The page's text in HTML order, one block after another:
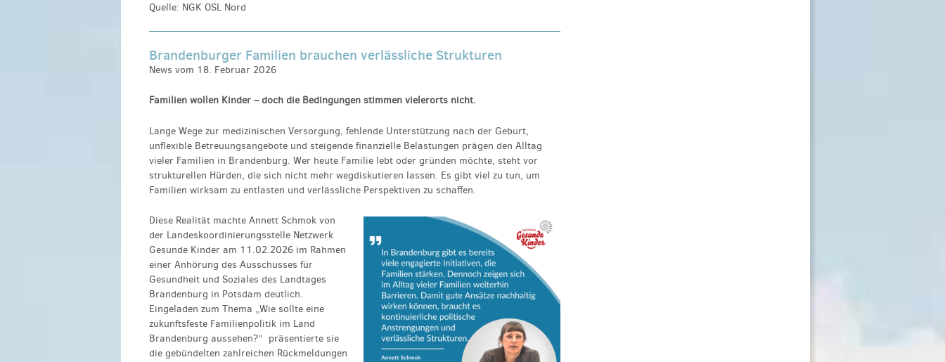
Quelle: NGK OSL Nord
Brandenburger Familien brauchen verlässliche Strukturen
News vom 18. Februar 2026
Familien wollen Kinder – doch die Bedingungen stimmen vielerorts nicht.
Lange Wege zur medizinischen Versorgung, fehlende Unterstützung nach der Geburt,
unflexible Betreuungsangebote und steigende finanzielle Belastungen prägen den Alltag
vieler Familien in Brandenburg. Wer heute Familie lebt oder gründen möchte, steht vor
strukturellen Hürden, die sich nicht mehr wegdiskutieren lassen. Es gibt viel zu tun, um
Familien wirksam zu entlasten und verlässliche Perspektiven zu schaffen.
Diese Realität machte Annett Schmok von
der Landeskoordinierungsstelle Netzwerk
Gesunde Kinder am 11.02.2026 im Rahmen
einer Anhörung des Ausschusses für
Gesundheit und Soziales des Landtages
Brandenburg in Potsdam deutlich.
Eingeladen zum Thema „Wie sollte eine
zukunftsfeste Familienpolitik im Land
Brandenburg aussehen?“ präsentierte sie
die gebündelten zahlreichen Rückmeldungen